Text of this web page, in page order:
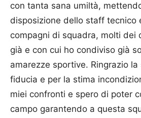
con tanta sana umiltà,
disposizione dello staff tecnico
compagni di squadra, molti dei
già e con cui ho condiviso già
amarezze sportive. Ringrazio
fiducia e per la stima
miei confronti e spero di poter
campo garantendo a questa